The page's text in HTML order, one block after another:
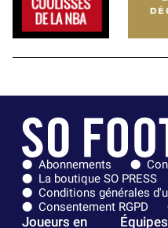
Abonnements
La boutique SO PRESS
Conditions générales
Consentement RGPD
Joueurs en